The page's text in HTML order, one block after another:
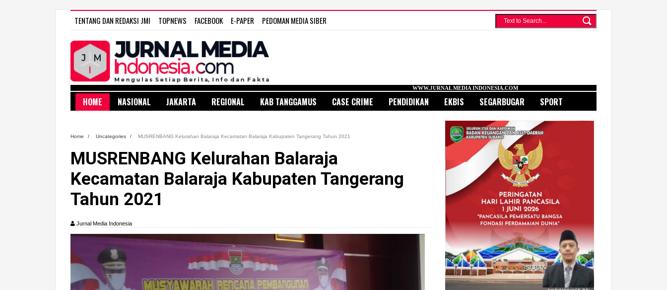
TENTANG DAN REDAKSI JMI TOPNEWS FACEBOOK E-PAPER PEDOMAN MEDIA SIBER
WWW.JURNAL MEDIA INDONESIA.COM
HOME NASIONAL JAKARTA REGIONAL KAB TANGGAMUS CASE CRIME PENDIDIKAN EKBIS SEGARBUGAR SPORT
Home / Uncategories / MUSRENBANG Kelurahan Balaraja Kecamatan Balaraja Kabupaten Tangerang Tahun 2021
MUSRENBANG Kelurahan Balaraja
Kecamatan Balaraja Kabupaten Tangerang
Tahun 2021
Jurnal Media Indonesia